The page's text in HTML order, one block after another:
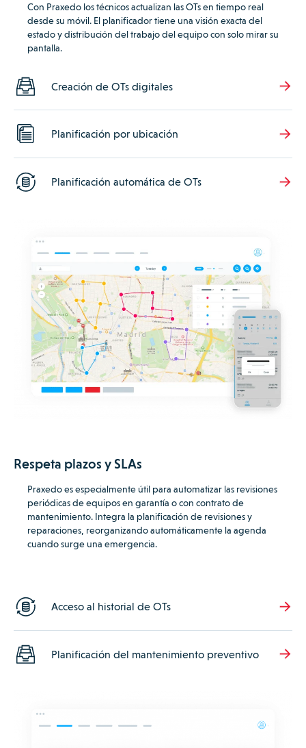
Con Praxedo los técnicos actualizan las OTs en tiempo real
desde su móvil. El planificador tiene una visión exacta del
estado y distribución del trabajo del equipo con solo mirar su
pantalla.
Creación de OTs digitales
Planificación por ubicación
Planificación automática de OTs
Respeta plazos y SLAs
Praxedo es especialmente útil para automatizar las revisiones
periódicas de equipos en garantía o con contrato de
mantenimiento. Integra la planificación de revisiones y
reparaciones, reorganizando automáticamente la agenda
cuando surge una emergencia.
Acceso al historial de OTs
Planificación del mantenimiento preventivo